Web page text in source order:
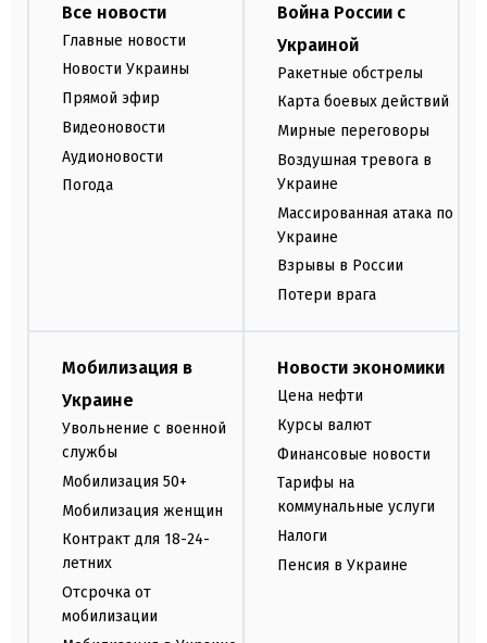
Все новости
Главные новости
Новости Украины
Прямой эфир
Видеоновости
Аудионовости
Погода
Война России с
Украиной
Ракетные обстрелы
Карта боевых действий
Мирные переговоры
Воздушная тревога в
Украине
Массированная атака по
Украине
Взрывы в России
Потери врага
Мобилизация в
Украине
Увольнение с военной
службы
Мобилизация 50+
Мобилизация женщин
Контракт для 18-24-
летних
Отсрочка от
мобилизации
Новости экономики
Цена нефти
Курсы валют
Финансовые новости
Тарифы на
коммунальные услуги
Налоги
Пенсия в Украине